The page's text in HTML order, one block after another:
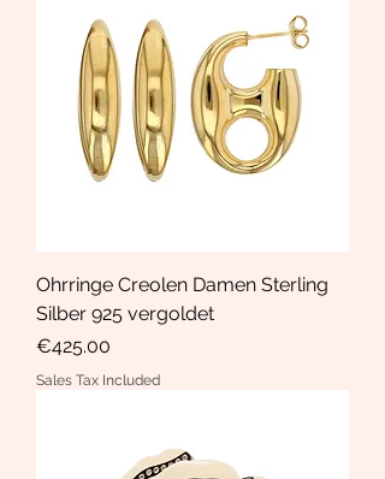
Ohrringe Creolen Damen Sterling
Silber 925 vergoldet
Price
€425.00
Sales Tax Included